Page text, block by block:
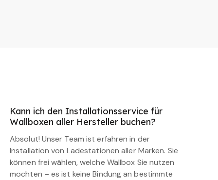
Kann ich den Installationsservice für
Wallboxen aller Hersteller buchen?
Absolut! Unser Team ist erfahren in der
Installation von Ladestationen aller Marken. Sie
können frei wählen, welche Wallbox Sie nutzen
möchten – es ist keine Bindung an bestimmte